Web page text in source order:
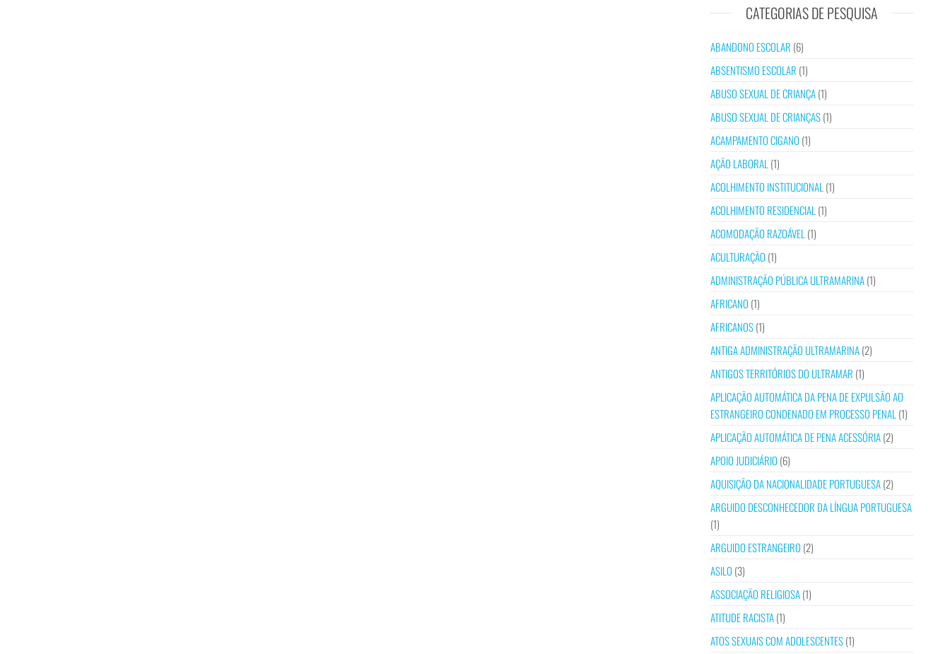
CATEGORIAS DE PESQUISA
ABANDONO ESCOLAR (6)
ABSENTISMO ESCOLAR (1)
ABUSO SEXUAL DE CRIANÇA(1)
ABUSO SEXUAL DE CRIANÇAS(1)
ACAMPAMENTO CIGANO (1)
AÇÃO LABORAL (1)
ACOLHIMENTO INSTITUCIONAL (1)
ACOLHIMENTO RESIDENCIAL (1)
ACOMODAÇÃO RAZOÁVEL (1)
ACULTURAÇÃO (1)
ADMINISTRAÇÃO PÚBLICA ULTRAMARINA(1)
AFRICANO (1)
AFRICANOS(1)
ANTIGA ADMINISTRAÇÃO ULTRAMARINA(2)
ANTIGOS TERRITÓRIOS DO ULTRAMAR (1)
APLICAÇÃO AUTOMÁTICA DA PENA DE EXPULSÃO AO
ESTRANGEIRO CONDENADO EM PROCESSO PENAL (1)
APLICAÇÃO AUTOMÁTICA DE PENA ACESSÓRIA(2)
APOIO JUDICIÁRIO (6)
AQUISIÇÃO DA NACIONALIDADE PORTUGUESA(2)
ARGUIDO DESCONHECEDOR DA LÍNGUA PORTUGUESA
(1)
ARGUIDO ESTRANGEIRO (2)
ASILO (3)
ASSOCIAÇÃO RELIGIOSA(1)
ATITUDE RACISTA(1)
ATOS SEXUAIS COM ADOLESCENTES(1)